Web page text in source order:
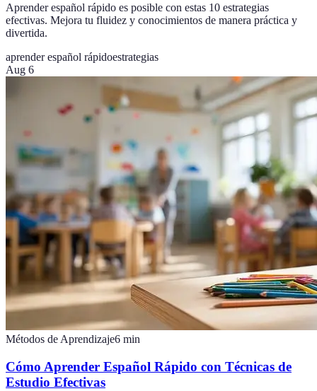
Aprender español rápido es posible con estas 10 estrategias
efectivas. Mejora tu fluidez y conocimientos de manera práctica y
divertida.
aprender español rápidoestrategias
Aug 6
Métodos de Aprendizaje6 min
Cómo Aprender Español Rápido con Técnicas de
Estudio Efectivas